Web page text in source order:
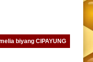
biyang CIPAYUNG